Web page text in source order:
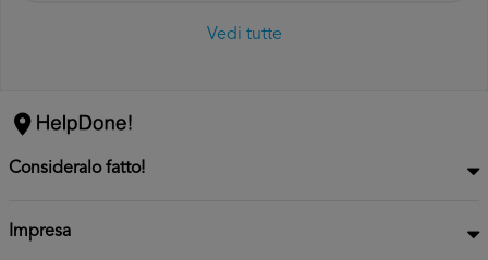
Vedi tutte
Consideralo fatto!
Impresa